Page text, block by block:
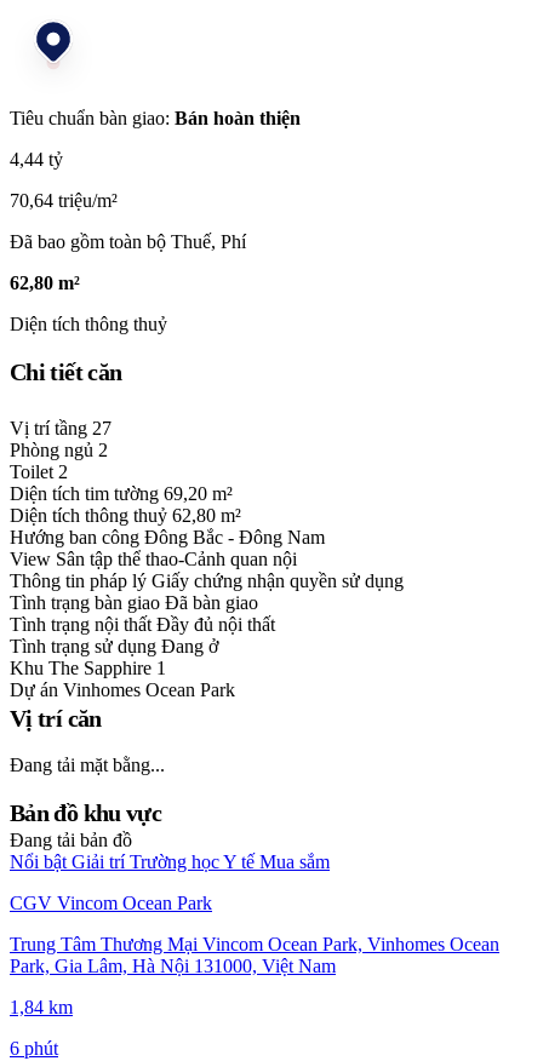
Tiêu chuẩn bàn giao: Bán hoàn thiện
4,44 tỷ
70,64 triệu/m²
Đã bao gồm toàn bộ Thuế, Phí
62,80 m²
Diện tích thông thuỷ
Chi tiết căn
Vị trí tầng 27
Phòng ngủ 2
Toilet 2
Diện tích tim tường 69,20 m²
Diện tích thông thuỷ 62,80 m²
Hướng ban công Đông Bắc - Đông Nam
View Sân tập thể thao-Cảnh quan nội
Thông tin pháp lý Giấy chứng nhận quyền sử dụng
Tình trạng bàn giao Đã bàn giao
Tình trạng nội thất Đầy đủ nội thất
Tình trạng sử dụng Đang ở
Khu The Sapphire 1
Dự án Vinhomes Ocean Park
Vị trí căn
Đang tải mặt bằng...
Bản đồ khu vực
Đang tải bản đồ
Nổi bật Giải trí Trường họcY tế Mua sắm
CGV Vincom Ocean Park
Trung Tâm Thương Mại Vincom Ocean Park, Vinhomes Ocean
Park, Gia Lâm, Hà Nội 131000, Việt Nam
1,84 km
6 phút